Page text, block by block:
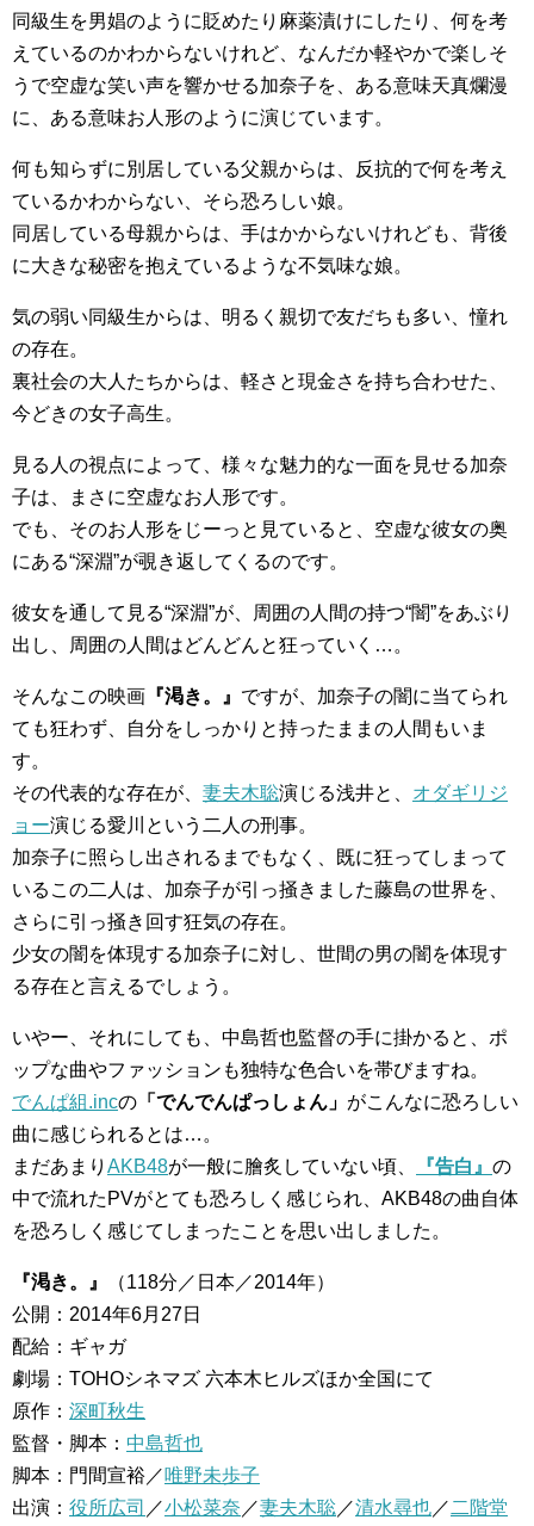
同級生を男娼のように貶めたり麻薬漬けにしたり、何を考
えているのかわからないけれど、なんだか軽やかで楽しそ
うで空虚な笑い声を響かせる加奈子を、ある意味天真爛漫
に、ある意味お人形のように演じています。
何も知らずに別居している父親からは、反抗的で何を考え
ているかわからない、そら恐ろしい娘。
同居している母親からは、手はかからないけれども、背後
に大きな秘密を抱えているような不気味な娘。
気の弱い同級生からは、明るく親切で友だちも多い、憧れ
の存在。
裏社会の大人たちからは、軽さと現金さを持ち合わせた、
今どきの女子高生。
見る人の視点によって、様々な魅力的な一面を見せる加奈
子は、まさに空虚なお人形です。
でも、そのお人形をじーっと見ていると、空虚な彼女の奥
にある“深淵”が覗き返してくるのです。
彼女を通して見る“深淵”が、周囲の人間の持つ“闇”をあぶり
出し、周囲の人間はどんどんと狂っていく…。
そんなこの映画 『渇き。』 ですが、加奈子の闇に当てられ
ても狂わず、自分をしっかりと持ったままの人間もいま
す。
その代表的な存在が、 妻夫木聡演じる浅井と、 オダギリジ
ョー演じる愛川という二人の刑事。
加奈子に照らし出されるまでもなく、既に狂ってしまって
いるこの二人は、加奈子が引っ掻きました藤島の世界を、
さらに引っ掻き回す狂気の存在。
少女の闇を体現する加奈子に対し、世間の男の闇を体現す
る存在と言えるでしょう。
いやー、それにしても、中島哲也監督の手に掛かると、ポ
ップな曲やファッションも独特な色合いを帯びますね。
でんぱ組.incの 「でんでんぱっしょん」 がこんなに恐ろしい
曲に感じられるとは…。
まだあまり AKB48が一般に膾炙していない頃、 『告白』 の
中で流れたPVがとても恐ろしく感じられ、AKB48の曲自体
を恐ろしく感じてしまったことを思い出しました。
『渇き。』
（118分／日本／2014年）
公開：2014年6月27日
配給：ギャガ
劇場：TOHOシネマズ 六本木ヒルズほか全国にて
原作： 深町秋生
監督・脚本： 中島哲也
脚本：門間宣裕／唯野未歩子
出演： 役所広司 ／小松菜奈 ／妻夫木聡／清水尋也／ 二階堂